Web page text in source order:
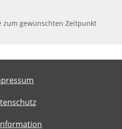
zum gewünschten Zeitpunkt